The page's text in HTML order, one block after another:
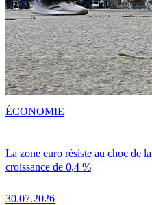
La zone euro résiste au choc de
croissance de 0,4 %
30.07.2026
ÉCONOMIE